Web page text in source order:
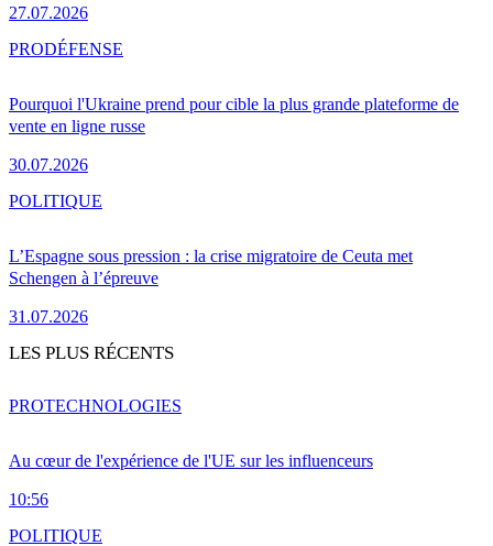
27.07.2026
Pourquoi l'Ukraine prend pour cible la plus grande plateforme de
vente en ligne russe
30.07.2026
PRODÉFENSE
L’Espagne sous pression : la crise migratoire de Ceuta met
Schengen à l’épreuve
31.07.2026
POLITIQUE
LES PLUS RÉCENTS
Au cœur de l'expérience de l'UE sur les influenceurs
10:56
PROTECHNOLOGIES
POLITIQUE